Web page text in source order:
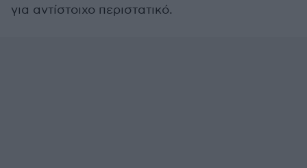
για αντίστοιχο περιστατικό.